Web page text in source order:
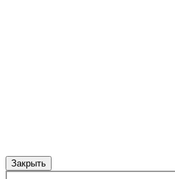
Закрыть